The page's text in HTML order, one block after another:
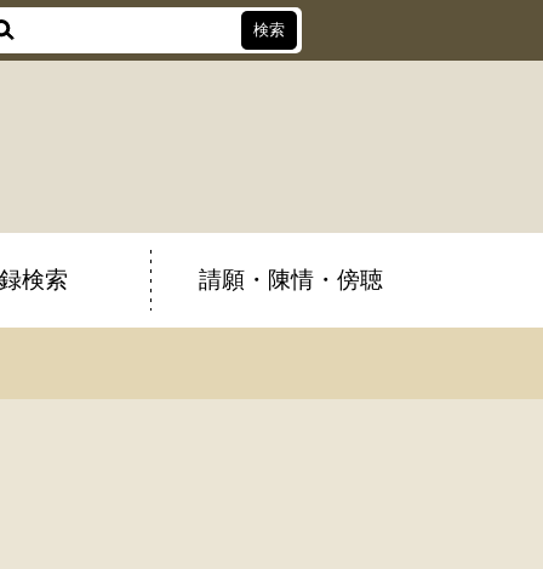
検索 請願・陳情・傍聴